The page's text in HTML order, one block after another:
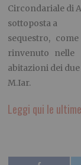
Circondariale di
sottoposta a
sequestro,
rinvenuto nelle
abitazioni dei
M.Iar.
Leggi qui le